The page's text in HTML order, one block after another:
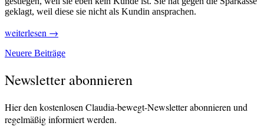
geklagt, weil diese sie nicht als Kundin ansprachen.
„Mit
Politik
weiterlesen →
Beitragsnavigation
Neuere Beiträge
Newsletter abonnieren
Hier den kostenlosen Claudia-bewegt-Newsletter abonnieren und
regelmäßig informiert werden.